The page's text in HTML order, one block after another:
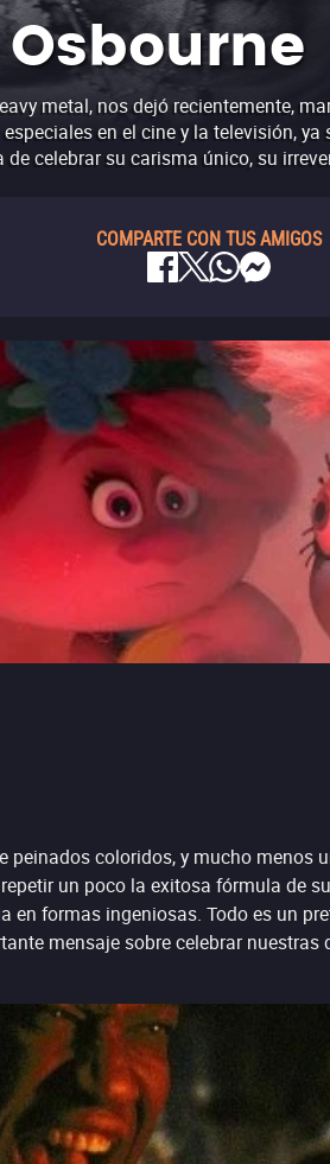
metal, nos dejó recientemente,
en el cine y la televisión,
celebrar su carisma único, su
COMPARTE CON TUS AMIGOS
coloridos, y mucho menos
repetir un poco la exitosa fórmula
formas ingeniosas. Todo es un
mensaje sobre celebrar